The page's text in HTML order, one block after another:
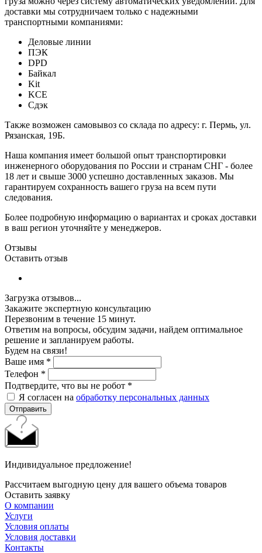
доставки мы сотрудничаем только с надежными
транспортными компаниями:
Деловые линии
ПЭК
DPD
Байкал
Kit
KCE
Сдэк
Также возможен самовывоз со склада по адресу: г. Пермь, ул.
Рязанская, 19Б.
Наша компания имеет большой опыт транспортировки
инженерного оборудования по России и странам СНГ - более
18 лет и свыше 3000 успешно доставленных заказов. Мы
гарантируем сохранность вашего груза на всем пути
следования.
Более подробную информацию о вариантах и сроках доставки
в ваш регион уточняйте у менеджеров.
Отзывы
Оставить отзыв
Загрузка отзывов...
Закажите экспертную консультацию
Перезвоним в течение 15 минут.
Ответим на вопросы, обсудим задачи, найдем оптимальное
решение и запланируем работы.
Будем на связи!
Ваше имя *
Телефон *
Подтвердите, что вы не робот *
Я согласен на обработку персональных данных
Отправить
Индивидуальное предложение!
Рассчитаем выгодную цену для вашего объема товаров
Оставить заявку
О компании
Услуги
Условия оплаты
Условия доставки
Контакты